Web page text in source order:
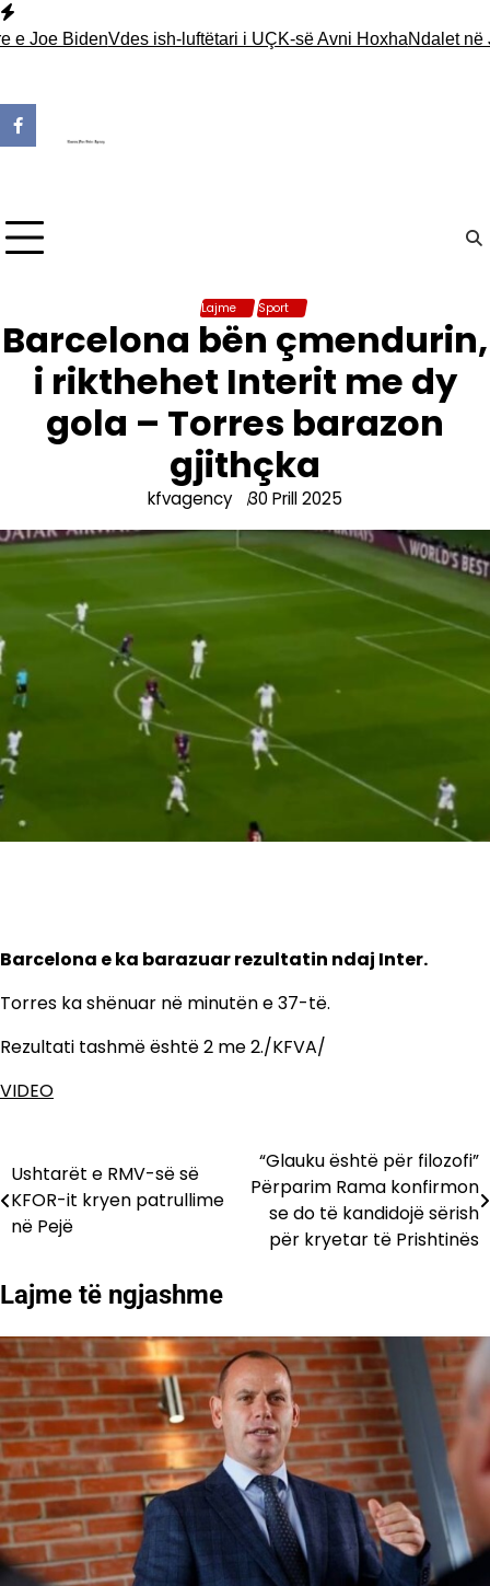
Skip
to BidenVdes ish-luftëtari i UÇK-së Avni HoxhaNdalet në
Lajme Sport
Barcelona bën çmendurin,
i rikthehet Interit me dy
gola – Torres barazon
gjithçka
kfvagency 30 Prill 2025
Barcelona e ka barazuar rezultatin ndaj Inter.
Torres ka shënuar në minutën e 37-të.
Rezultati tashmë është 2 me 2./KFVA/
VIDEO
Lëvizje
te
postimet
Ushtarët e RMV-së së
KFOR-it kryen patrullime
në Pejë
“Glauku është për filozofi”
Përparim Rama konfirmon
se do të kandidojë sërish
për kryetar të Prishtinës
Lajme të ngjashme